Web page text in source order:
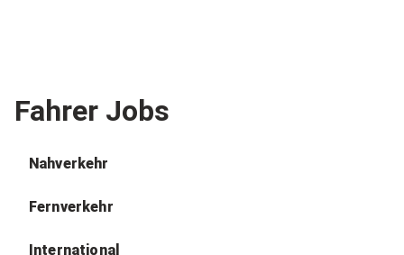
Fahrer Jobs
Nahverkehr
Fernverkehr
International